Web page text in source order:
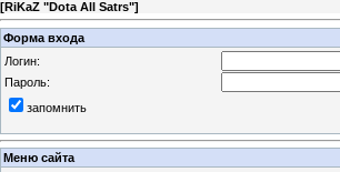
[RiKaZ "Dota All Satrs"]
Форма входа
Логин:
Пароль:
запомнить
Меню сайта